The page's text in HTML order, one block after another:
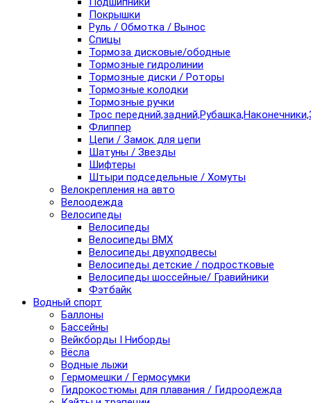
Покрышки
Руль / Обмотка / Вынос
Спицы
Тормоза дисковые/ободные
Тормозные гидролинии
Тормозные диски / Роторы
Тормозные колодки
Тормозные ручки
Трос
Флиппер
Цепи / Замок для цепи
Шатуны / Звезды
Шифтеры
Штыри подседельные / Хомуты
Велокрепления на авто
Велоодежда
Велосипеды
Велосипеды
Велосипеды BMX
Велосипеды двухподвесы
Велосипеды детские / подростковые
Велосипеды шоссейные/ Гравийники
Фэтбайк
Водный спорт
Баллоны
Бассейны
Вейкборды I Ниборды
Вёсла
Водные лыжи
Гермомешки / Гермосумки
Гидрокостюмы для плавания / Гидроодежда